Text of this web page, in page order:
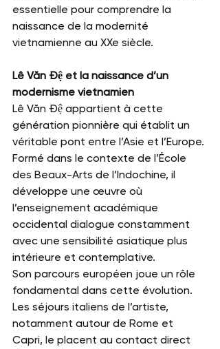
essentielle pour comprendre la
naissance de la modernité
vietnamienne au XXe siècle.
Lê Văn Đệ et la naissance d’un
modernisme vietnamien
Lê Văn Đệ appartient à cette
génération pionnière qui établit un
véritable pont entre l’Asie et l’Europe.
Formé dans le contexte de l’École
des Beaux-Arts de l’Indochine, il
développe une œuvre où
l’enseignement académique
occidental dialogue constamment
avec une sensibilité asiatique plus
intérieure et contemplative.
Son parcours européen joue un rôle
fondamental dans cette évolution.
Les séjours italiens de l’artiste,
notamment autour de Rome et
Capri, le placent au contact direct